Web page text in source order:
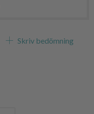
Skriv bedömning